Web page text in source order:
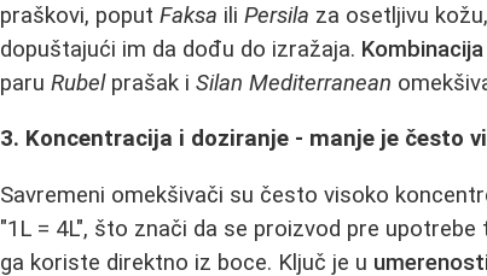
praškovi, poputFaksa iliPersila za osetljivu
dopuštajući im da dođu do izražaja.
paruRubelprašak iSilan Mediterranean
3. Koncentracija i doziranje - manje je često
Savremeni omekšivači su često visoko
"1L = 4L", što znači da se proizvod pre
ga koriste direktno iz boce. Ključ je u